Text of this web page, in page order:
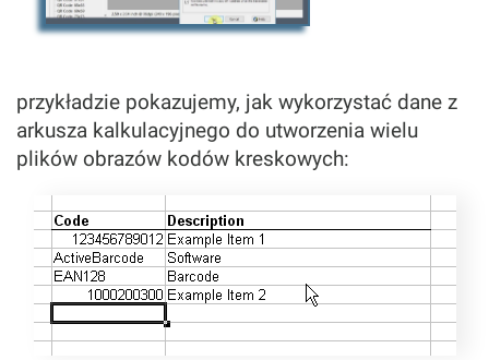
przykładzie pokazujemy, jak wykorzystać dane z
arkusza kalkulacyjnego do utworzenia wielu
plików obrazów kodów kreskowych: